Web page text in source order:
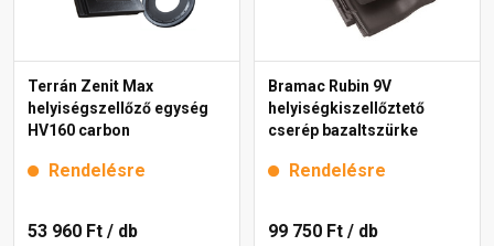
Terrán Zenit Max
helyiségszellőző egység
HV160 carbon
Rendelésre
53 960 Ft / db
Bramac Rubin 9V
helyiségkiszellőztető
cserép bazaltszürke
Rendelésre
99 750 Ft / db